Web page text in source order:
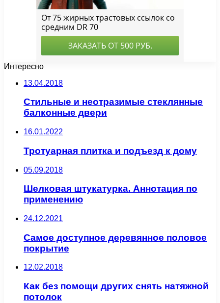
Интересно
13.04.2018
Стильные и неотразимые стеклянные
балконные двери
16.01.2022
Тротуарная плитка и подъезд к дому
05.09.2018
Шелковая штукатурка. Аннотация по
применению
24.12.2021
Самое доступное деревянное половое
покрытие
12.02.2018
Как без помощи других снять натяжной
потолок